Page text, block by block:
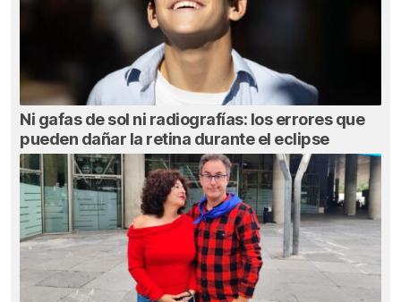
Ni gafas de sol ni radiografías: los errores que
pueden dañar la retina durante el eclipse